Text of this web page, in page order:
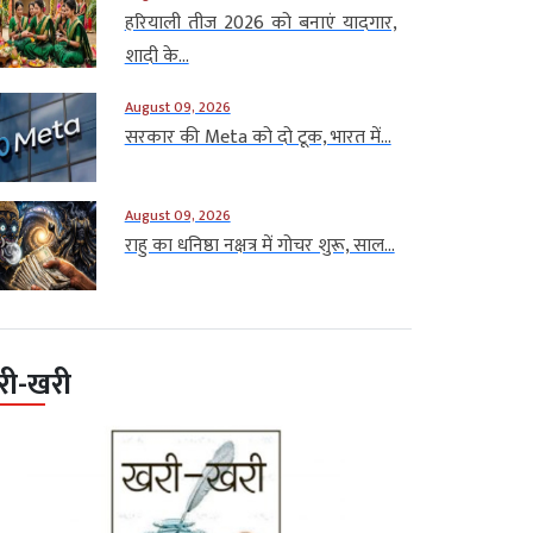
हरियाली तीज 2026 को बनाएं यादगार,
शादी के...
August 09, 2026
सरकार की Meta को दो टूक, भारत में...
August 09, 2026
राहु का धनिष्ठा नक्षत्र में गोचर शुरू, साल...
खरी